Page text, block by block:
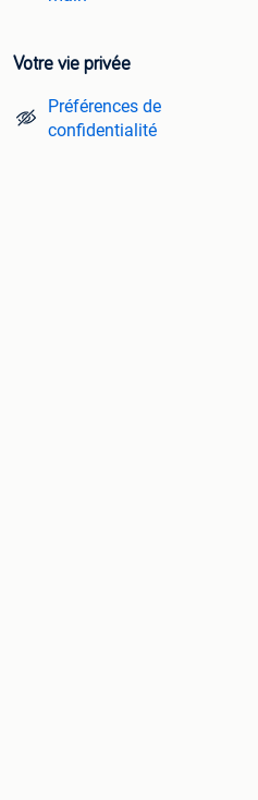
Votre vie privée
Préférences de
confidentialité